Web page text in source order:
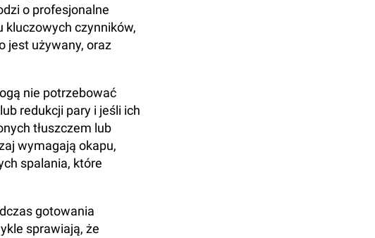
o profesjonalne
kluczowych czynników,
jest używany, oraz
nie potrzebować
redukcji pary i jeśli ich
tłuszczem lub
wymagają okapu,
spalania, które
gotowania
sprawiają, że